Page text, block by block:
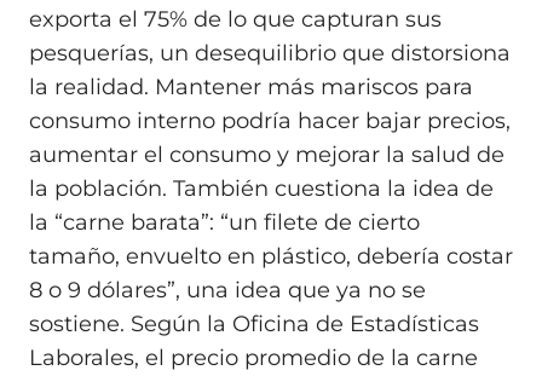
exporta el 75% de lo que capturan sus
pesquerías, un desequilibrio que distorsiona
la realidad. Mantener más mariscos para
consumo interno podría hacer bajar precios,
aumentar el consumo y mejorar la salud de
la población. También cuestiona la idea de
la “carne barata”: “un filete de cierto
tamaño, envuelto en plástico, debería costar
8 o 9 dólares”, una idea que ya no se
sostiene. Según la Oficina de Estadísticas
Laborales, el precio promedio de la carne